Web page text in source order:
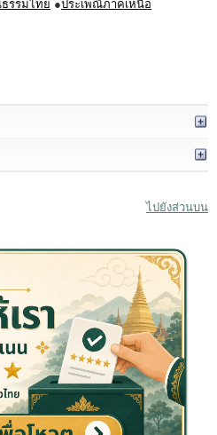
รรมไทย ●ประเพณีภาคเหนือ
ไปยังส่วนบน